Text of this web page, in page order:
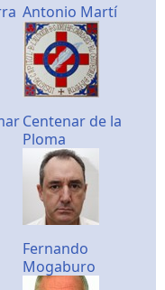
Antonio Martí
Centenar de la
Ploma
Fernando
Mogaburo